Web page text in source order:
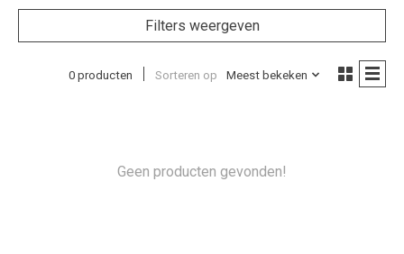
Filters weergeven
0 producten Sorteren op Meest bekeken
Geen producten gevonden!